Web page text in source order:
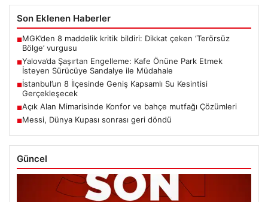
Son Eklenen Haberler
■MGK’den 8 maddelik kritik bildiri: Dikkat çeken ‘Terörsüz
Bölge’ vurgusu
■Yalova’da Şaşırtan Engelleme: Kafe Önüne Park Etmek
İsteyen Sürücüye Sandalye ile Müdahale
■İstanbul’un 8 İlçesinde Geniş Kapsamlı Su Kesintisi
Gerçekleşecek
■Açık Alan Mimarisinde Konfor ve bahçe mutfağı Çözümleri
■Messi, Dünya Kupası sonrası geri döndü
Güncel